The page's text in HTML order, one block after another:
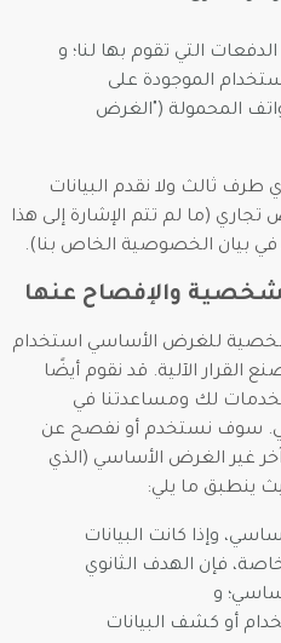
التي تقوم بها لنا؛ و
الموجودة على
المحمولة ("الغرض
طرف ثالث ولا نقدم البيانات
(ما لم تتم الإشارة إلى هذا
في بيان الخصوصية الخاص بنا).
والإفصاح عنها
للغرض الأساسي استخدام
القرار الآلية. قد نقوم أيضًا
لك ومساعدتنا في
سوف نستخدم أو نفصح عن
غير الغرض الأساسي (الذي
ينطبق ما يلي:
وإذا كانت البيانات
فإن الهدف الثانوي
و
أو كشف البيانات